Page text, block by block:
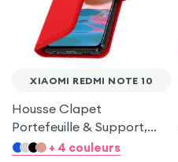
XIAOMI REDMI NOTE 10
Housse Clapet
Portefeuille & Support,
aspect Craquelé,
+ 4 couleurs